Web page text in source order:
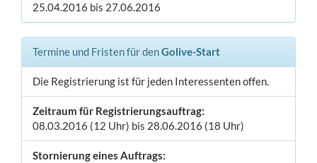
25.04.2016 bis 27.06.2016
Termine und Fristen für denGolive-Start
Die Registrierung ist für jeden Interessenten offen.
Zeitraum für Registrierungsauftrag:
08.03.2016 (12 Uhr) bis 28.06.2016 (18 Uhr)
Stornierung eines Auftrags: